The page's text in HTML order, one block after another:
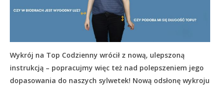
Wykrój na Top Codzienny wrócił z nową, ulepszoną
instrukcją – popracujmy więc też nad polepszeniem jego
dopasowania do naszych sylwetek! Nową odsłonę wykroju